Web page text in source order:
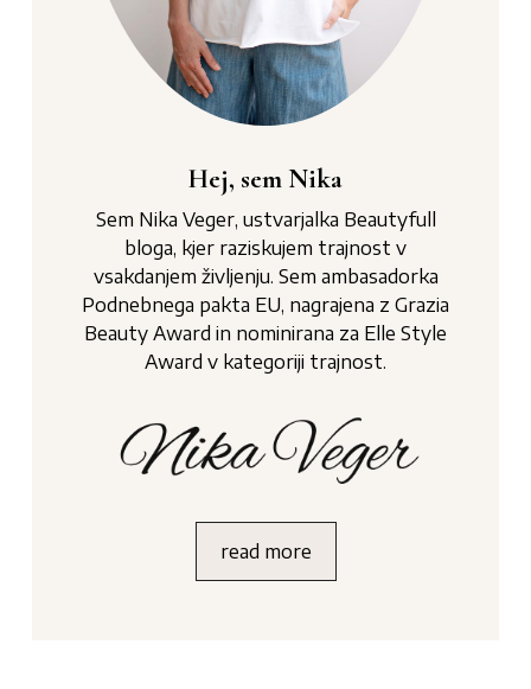
Hej, sem Nika
Sem Nika Veger, ustvarjalka Beautyfull
bloga, kjer raziskujem trajnost v
vsakdanjem življenju. Sem ambasadorka
Podnebnega pakta EU, nagrajena z Grazia
Beauty Award in nominirana za Elle Style
Award v kategoriji trajnost.
read more